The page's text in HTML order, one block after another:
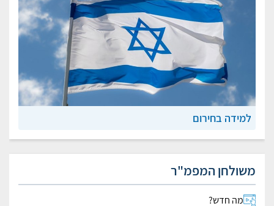
למידה בחירום
משולחן המפמ"ר
מה חדש?